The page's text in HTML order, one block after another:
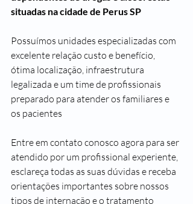
situadas na cidade de Perus SP
Possuímos unidades especializadas com
excelente relação custo e benefício,
ótima localização, infraestrutura
legalizada e um time de profissionais
preparado para atender os familiares e
os pacientes
Entre em contato conosco agora para ser
atendido por um profissional experiente,
esclareça todas as suas dúvidas e receba
orientações importantes sobre nossos
tipos de internação e o tratamento